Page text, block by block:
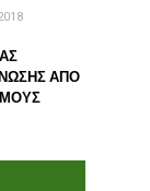
ΑΠΟ